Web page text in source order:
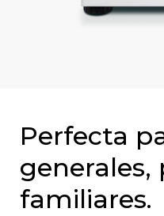
Perfecta
generales,
familiares.